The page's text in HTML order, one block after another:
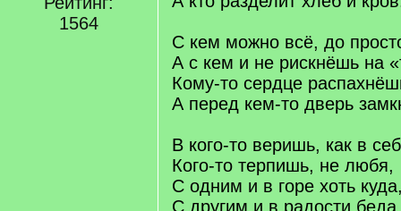
1564
С кем можно всё, до
А с кем и не рискнёшь на
Кому-то сердце
А перед кем-то дверь
В кого-то веришь, как в
Кого-то терпишь, не любя,
С одним и в горе хоть
С другим и в радости беда.